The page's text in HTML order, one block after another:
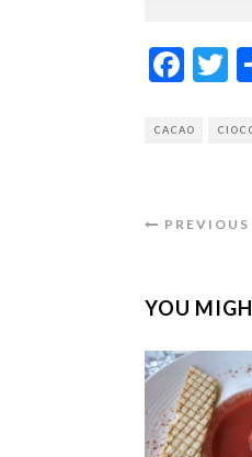
CACAO
YOU